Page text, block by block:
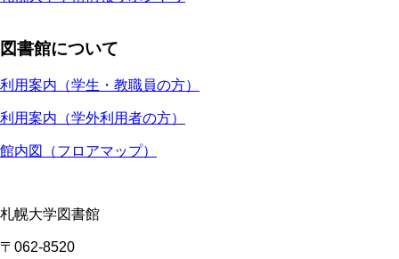
図書館について
利用案内（学生・教職員の方）
利用案内（学外利用者の方）
館内図（フロアマップ）
札幌大学図書館
〒062-8520